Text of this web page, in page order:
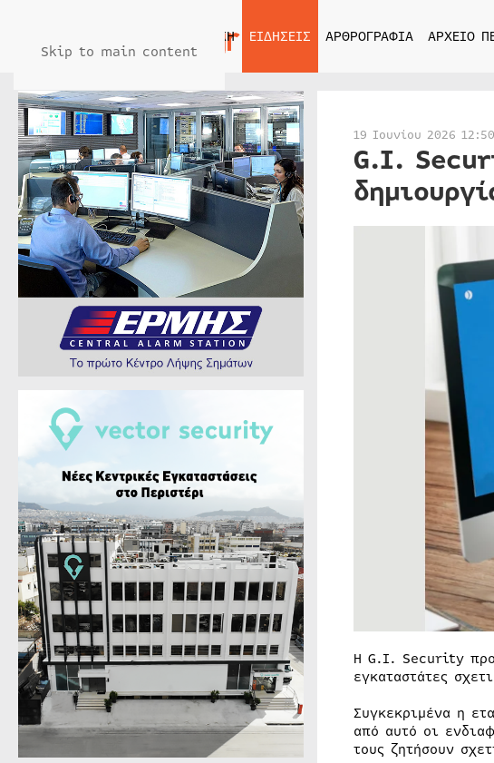
Skip to main content
ΑΡΧΙΚΗ ΕΙΔΗΣΕΙΣ ΑΡΘΡΟΓΡΑΦΙΑ ΑΡΧΕΙΟ
19 Ιουνίου 2026 12:50
G.I.
Η G.I. Security
εγκαταστάτες
Συγκεκριμένα η
από αυτό οι
τους ζητήσουν